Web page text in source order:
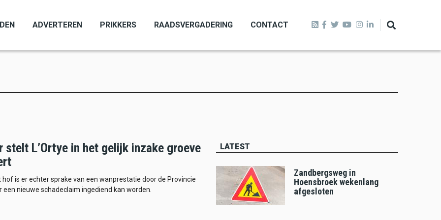
ADVERTEREN PRIKKERS RAADSVERGADERING CONTACT
stelt L’Ortye in het gelijk inzake groeve
hof is er echter sprake van een wanprestatie door de Provincie
een nieuwe schadeclaim ingediend kan worden.
LATEST
Zandbergsweg in
Hoensbroek wekenlang
afgesloten